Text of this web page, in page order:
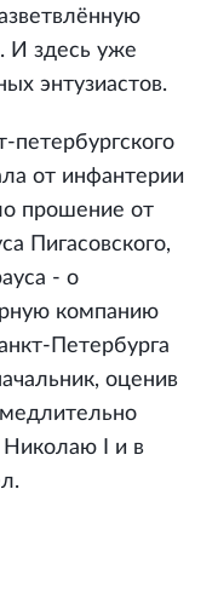
И здесь уже
энтузиастов.
петербургского
от инфантерии
прошение от
Пигасовского,
- о
компанию
Петербурга
оценив
Николаю I и в